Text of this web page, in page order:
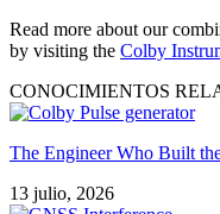
Read more about our
by visiting the Colby
CONOCIMIENTOS
The Engineer Who Built
13 julio, 2026